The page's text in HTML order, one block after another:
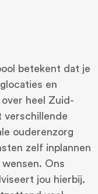
betekent dat je
en
heel Zuid-
verschillende
ouderenzorg
zelf inplannen
Ons
jou hierbij.